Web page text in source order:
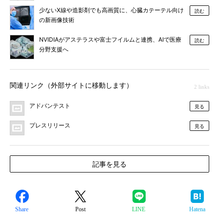
少ないX線や造影剤でも高画質に、心臓カテーテル向け
の新画像技術
読む
NVIDIAがアステラスや富士フイルムと連携、AIで医療
分野支援へ
読む
関連リンク（外部サイトに移動します） 2 links
アドバンテスト 見る
プレスリリース 見る
記事を見る
Share Post LINE Hatena